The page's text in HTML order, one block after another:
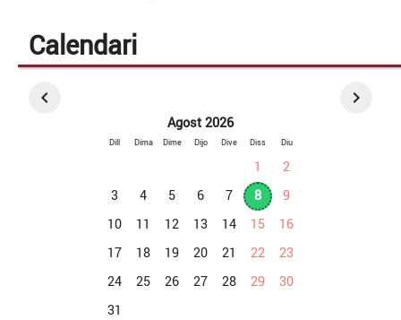
Calendari
chevron_left chevron_right
Agost2026
Dill Dima Dime Dijo Dive Diss Diu
1
2
3
4 5 6 7 8
9
10
11 12 13 14 15
16
17
18 19 20 21 22
23
24
25 26 27 28 29
30
31